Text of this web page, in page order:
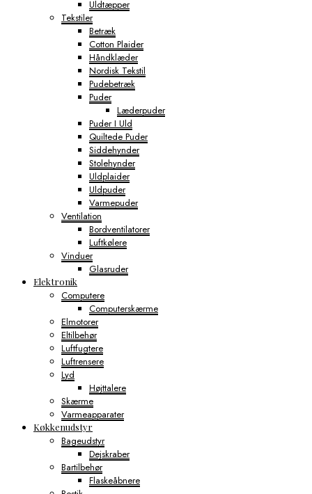
Uldtæpper
Tekstiler
Betræk
Cotton Plaider
Håndklæder
Nordisk Tekstil
Pudebetræk
Puder
Læderpuder
Puder I Uld
Quiltede Puder
Siddehynder
Stolehynder
Uldplaider
Uldpuder
Varmepuder
Ventilation
Bordventilatorer
Luftkølere
Vinduer
Glasruder
Elektronik
Computere
Computerskærme
Elmotorer
Eltilbehør
Luftfugtere
Luftrensere
Lyd
Højttalere
Skærme
Varmeapparater
Køkkenudstyr
Bageudstyr
Dejskraber
Bartilbehør
Flaskeåbnere